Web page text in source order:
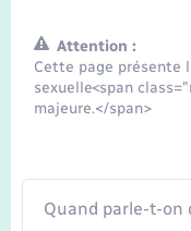
Attention :
Cette page présente
sexuelle<span
majeure.</span>
Quand parle-t-on